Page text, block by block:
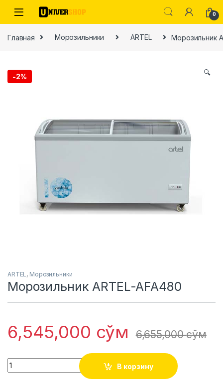
Skip to navigation
Skip to content
0
Главная Морозильники ARTEL Морозильник
-2% 🔍
ARTEL, Морозильники
Морозильник ARTEL-AFA480
6,545,000 сўм 6,655,000сўм
Quantity
В корзину